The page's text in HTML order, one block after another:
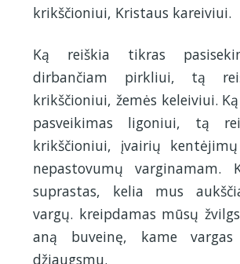
krikščioniui, Kristaus kareiviui.
Ką reiškia tikras
dirbančiam pirkliui, tą
krikščioniui, žemės keleiviui.
pasveikimas ligoniui, tą
krikščioniui, įvairių
nepastovumų varginamam.
suprastas, kelia mus
vargų. kreipdamas mūsų
aną buveinę, kame vargas
džiaugsmu.